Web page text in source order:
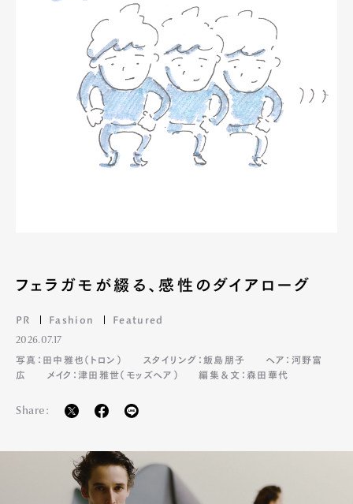
Pen Meet
Pen international Pen tw
フェラガモが綴る、感性のダイアローグ
PR Fashion Featured
2026.07.17
写真：田中雅也（トロン）
スタイリング：飯島朋子
ヘア：河野富
広
メイク：津田雅世（モッズヘア） 編集＆文：森田華代
Share: